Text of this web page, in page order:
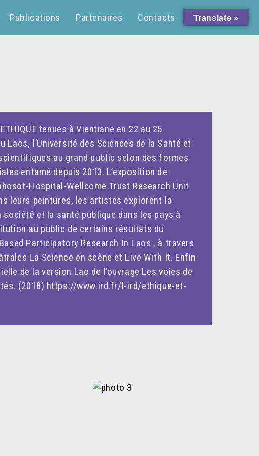
Publications Partenaires Contacts
tenues à Vientiane en 22 au 25
Laos, l’Université des Sciences de la Santé et
au grand public selon des formes
entamé depuis 2013. L’exposition de
Hospital-Wellcome Trust Research Unit
leurs peintures, les artistes explorent la
et la santé publique dans les pays à
au public de certains résultats du
Participatory Research In Laos , à travers
La Science en scène et Live With It. Enfin
de la version Lao de l’ouvrage Les voies de
(2018) https://www.ird.fr/l-ird/ethique-et-
Translate »